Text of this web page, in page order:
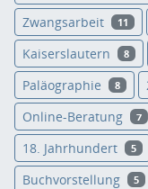
Zwangsarbeit 11
Kaiserslautern 8
Paläographie 8
Online-Beratung 7
18. Jahrhundert 5
Buchvorstellung 5